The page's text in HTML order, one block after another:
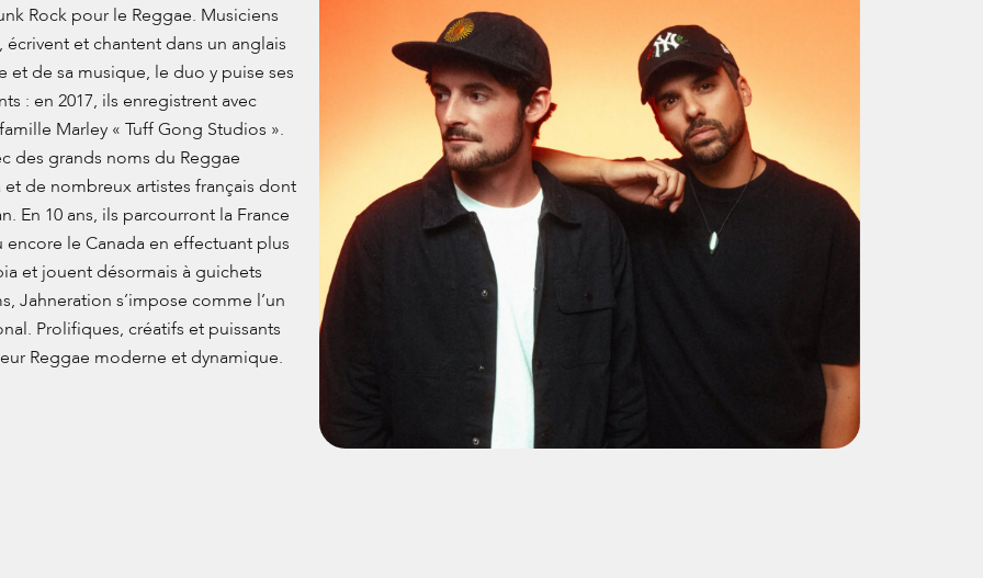
Rock pour le Reggae. Musiciens
et chantent dans un anglais
de sa musique, le duo y puise ses
: en 2017, ils enregistrent avec
Marley « Tuff Gong Studios ».
des grands noms du Reggae
de nombreux artistes français dont
En 10 ans, ils parcourront la France
encore le Canada en effectuant plus
et jouent désormais à guichets
Jahneration s’impose comme l’un
Prolifiques, créatifs et puissants
Reggae moderne et dynamique.